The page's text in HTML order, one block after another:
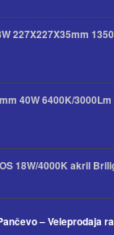
227X227X35mm
40W 6400K/
18W/4000K akril
– Veleprodaja